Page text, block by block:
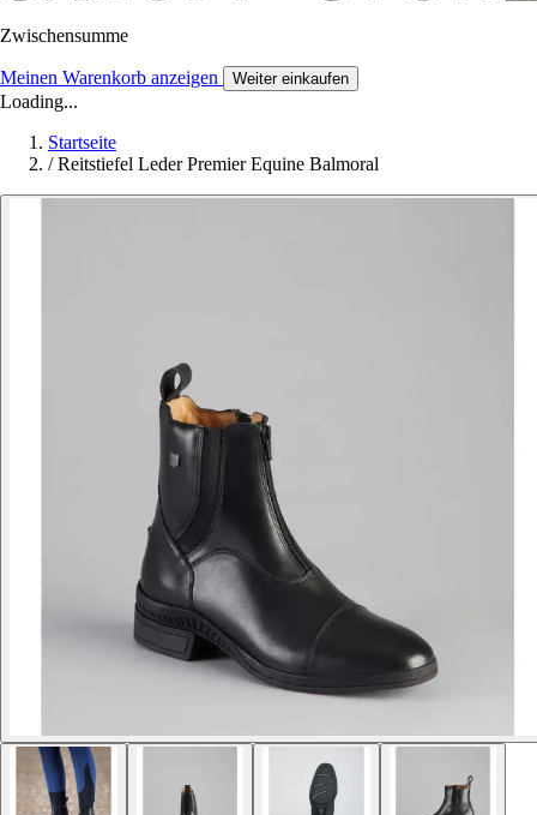
Zwischensumme
Meinen Warenkorb anzeigen Weiter einkaufen
Loading...
Startseite
/ Reitstiefel Leder Premier Equine Balmoral